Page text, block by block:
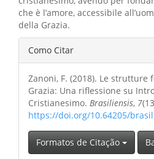
che è l’amore, accessibile
della Grazia.
Detalhes
do
artigo
Como Citar
Zanoni, F. (2018). Le
Grazia: Una riflessione su
Cristianesimo. Brasiliensis, 7
https://doi.org/10.64205/
Formatos de Citação